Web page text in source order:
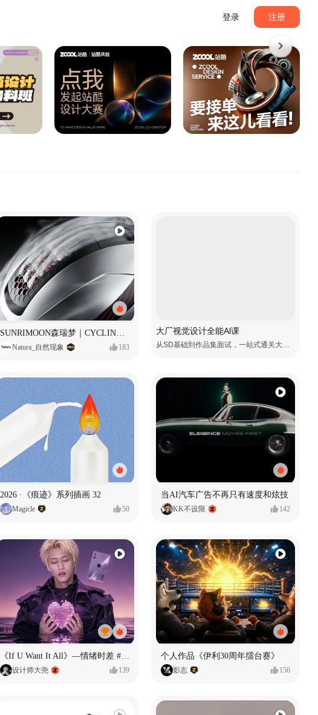
登录 注册
SUNRIMOON森瑞梦｜CYCLING HELMET CG｜气动骑行头盔
Natura_自然现象 183
大厂视觉设计全能Al课
从SD基础到作品集面试，一站式通关大厂视觉岗
2026 ·《痕迹》系列插画 32
Magicle 50
当AI汽车广告不再只有速度和炫技
KK不设限 142
《If U Want It All》—情绪时差 #MVLAND嘻哈狂欢派对
设计师大尧 139
个人作品《伊利30周年擂台赛》
影志 156